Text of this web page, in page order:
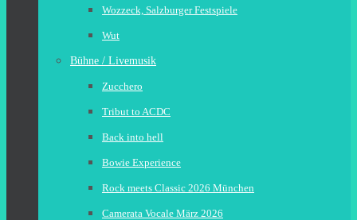
Wozzeck, Salzburger Festspiele
Wut
Bühne / Livemusik
Zucchero
Tribut to ACDC
Back into hell
Bowie Experience
Rock meets Classic 2026 München
Camerata Vocale März 2026